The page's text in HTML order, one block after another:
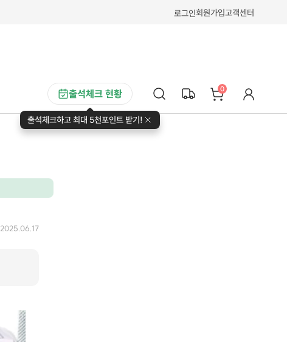
로그인회원가입고객센터
출석체크 현황
출석체크하고 최대 5천포인트 받기!
0
2025.06.17